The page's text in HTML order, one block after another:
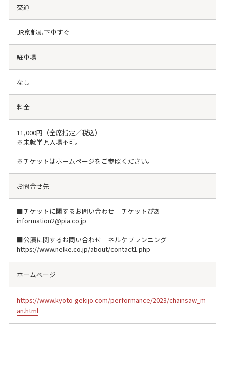
交通
JR京都駅下車すぐ
駐車場
なし
料金
11,000円（全席指定／税込）
※未就学児入場不可。
※チケットはホームページをご参照ください。
お問合せ先
■チケットに関するお問い合わせ チケットぴあ
information2@pia.co.jp
■公演に関するお問い合わせ ネルケプランニング
https://www.nelke.co.jp/about/contact1.php
ホームページ
https://www.kyoto-gekijo.com/performance/2023/chainsaw_m
an.html